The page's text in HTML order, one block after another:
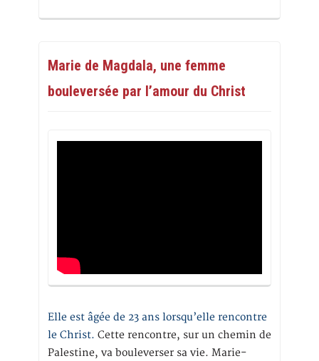
Marie de Magdala, une femme
bouleversée par l’amour du Christ
Elle est âgée de 23 ans lorsqu’elle rencontre
le Christ. Cette rencontre, sur un chemin de
Palestine, va bouleverser sa vie. Marie-